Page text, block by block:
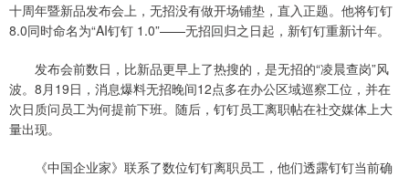
十周年暨新品发布会上，无招没有做开场铺垫，直入正题。他将钉钉
8.0同时命名为“AI钉钉 1.0”——无招回归之日起，新钉钉重新计年。
发布会前数日，比新品更早上了热搜的，是无招的“凌晨查岗”风
波。8月19日，消息爆料无招晚间12点多在办公区域巡察工位，并在
次日质问员工为何提前下班。随后，钉钉员工离职帖在社交媒体上大
量出现。
《中国企业家》联系了数位钉钉离职员工，他们透露钉钉当前确